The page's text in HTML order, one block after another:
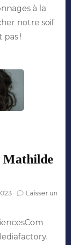
à la
notre soif
pas !
Mathilde
Laisser un